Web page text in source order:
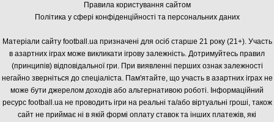
Правила користування сайтом
Політика у сфері конфіденційності та персональних даних
Матеріали сайту football.ua призначені для осіб старше 21 року (21+). Участь
в азартних іграх може викликати ігрову залежність. Дотримуйтесь правил
(принципів) відповідальної гри. При виявленні перших ознак залежності
негайно зверніться до спеціаліста. Пам'ятайте, що участь в азартних іграх не
може бути джерелом доходів або альтернативою роботі. Інформаційний
ресурс football.ua не проводить ігри на реальні та/або віртуальні гроші, також
сайт не приймає ні в якій формі оплату ставок та інших платежів, які